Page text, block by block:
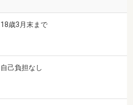
18歳3月末まで
自己負担なし